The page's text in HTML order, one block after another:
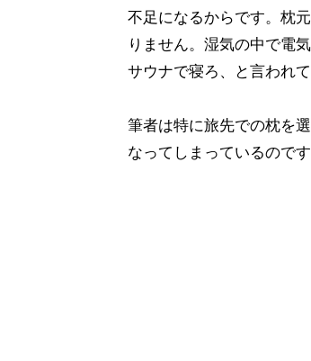
不足になるからです。枕
りません。湿気の中で電
サウナで寝ろ、と言われ
筆者は特に旅先での枕を
なってしまっているのです